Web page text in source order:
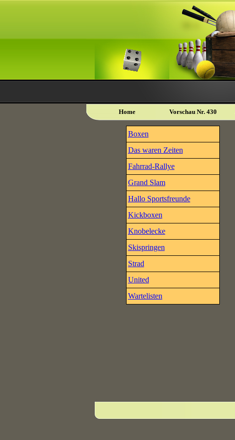
Home Vorschau Nr. 430
Boxen
Das waren Zeiten
Fahrrad-Rallye
Grand Slam
Hallo Sportsfreunde
Kickboxen
Knobelecke
Skispringen
Strad
United
Wartelisten